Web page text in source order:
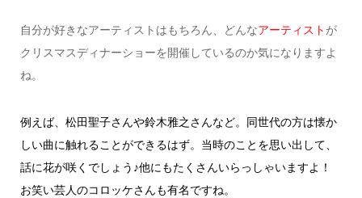
自分が好きなアーティストはもちろん、どんなアーティスト が
クリスマスディナーショーを開催しているのか気になりますよ
ね。
例えば、 松田聖子さんや鈴木雅之さんなど。同世代の方は懐か
しい曲に触れることができるはず。当時のことを思い出して、
話に花が咲くでしょう♪他にもたくさんいらっしゃいますよ！
お笑い芸人のコロッケさんも有名ですね。